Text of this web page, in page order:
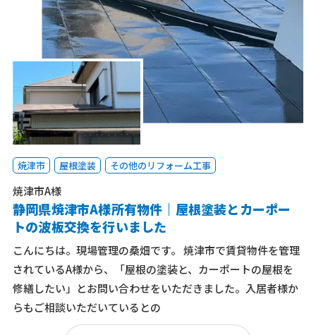
焼津市 屋根塗装 その他のリフォーム工事
焼津市A様
静岡県焼津市A様所有物件｜屋根塗装とカーポー
トの波板交換を行いました
こんにちは。現場管理の桑畑です。 焼津市で賃貸物件を管理
されているA様から、「屋根の塗装と、カーポートの屋根を
修繕したい」とお問い合わせをいただきました。入居者様か
らもご相談いただいているとの